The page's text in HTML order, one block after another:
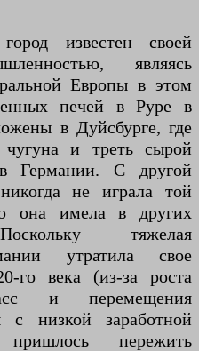
известен своей
являясь
Европы в этом
печей в Руре в
в Дуйсбурге, где
чугуна и треть сырой
Германии. С другой
не играла той
она имела в других
тяжелая
утратила свое
го века (из-за роста
и перемещения
с низкой заработной
пережить